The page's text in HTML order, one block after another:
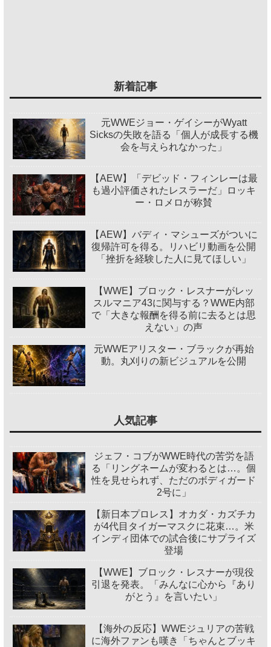
新着記事
元WWEジョー・ゲイシーがWyatt
Sicksの失敗を語る「個人が成長する機
会を与えられなかった」
【AEW】「デビッド・フィンレーは最
も過小評価されたレスラーだ」ロッキ
ー・ロメロが称賛
【AEW】バディ・マシューズがついに
復帰許可を得る。リハビリ動画を公開
「挫折を経験した人に見てほしい」
【WWE】ブロック・レスナーがレッ
スルマニア43に関与する？WWE内部
で「大きな報酬を得る前に去るとは思
えない」の声
元WWEアリスター・ブラックが再始
動。丸刈りの新ビジュアルを公開
人気記事
ジェフ・コブがWWE時代の苦労を語
る「リングネームが変わるとは…。個
性を見せられず、ただのボディガード
2号に」
【新日本プロレス】オカダ・カズチカ
が4代目タイガーマスクに花束…。米
インディ団体での試合後にサプライズ
登場
【WWE】ブロック・レスナーが現役
引退を発表。「みんなに心から『あり
がとう』を言いたい」
【海外の反応】WWEジュリアの苦戦
に海外ファンも嘆き「ちゃんとブッキ